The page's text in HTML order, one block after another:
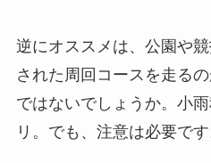
逆にオススメは、公園や
された周回コースを走る
ではないでしょうか。小
リ。でも、注意は必要です